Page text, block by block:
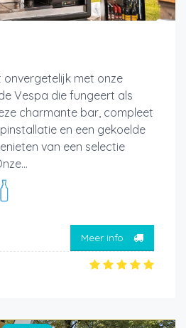
onvergetelijk met onze
Vespa die fungeert als
charmante bar, compleet
en een gekoelde
van een selectie
Meer info